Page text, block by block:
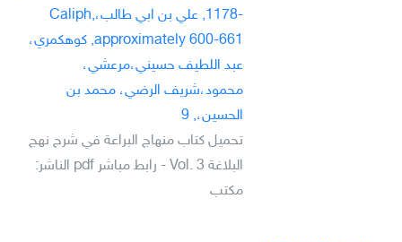
-1178, علي بن ابي طالب،Caliph,
approximately 600-661, كوهكمري،
عبد اللطيف حسيني،مرعشي،
محمود،شريف الرضي، محمد بن
الحسين،, 9
تحميل كتاب منهاج البراعة في شرح نهج
البلاغة Vol. 3 - رابط مباشر pdf الناشر:
مكتب